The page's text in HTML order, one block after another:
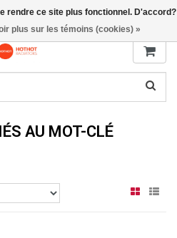
AU MOT-CLÉ
rendre ce site plus fonctionnel. D'accord?
plus sur les témoins (cookies) »